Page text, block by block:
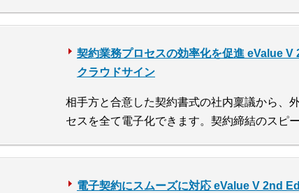
契約業務プロセスの効率化を促進 eValue
クラウドサイン
相手方と合意した契約書式の社内稟議から、
セスを全て電子化できます。契約締結のスピ
電子契約にスムーズに対応 eValue V 2nd